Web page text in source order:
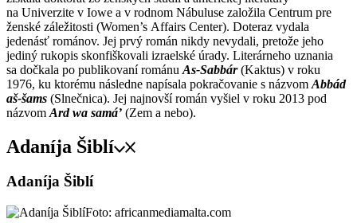
na Univerzite v Iowe a v rodnom Nábuluse založila Centrum pre
ženské záležitosti (Women’s Affairs Center). Doteraz vydala
jedenásť románov. Jej prvý román nikdy nevydali, pretože jeho
jediný rukopis skonfiškovali izraelské úrady. Literárneho uznania
sa dočkala po publikovaní románu As-Sabbár(Kaktus) v roku
1976, ku ktorému následne napísala pokračovanie s názvom Abbád
aš-šams (Slnečnica). Jej najnovší román vyšiel v roku 2013 pod
názvom Ard wa samá’ (Zem a nebo).
Adaníja Šiblí
Adaníja Šiblí
Foto: africanmediamalta.com